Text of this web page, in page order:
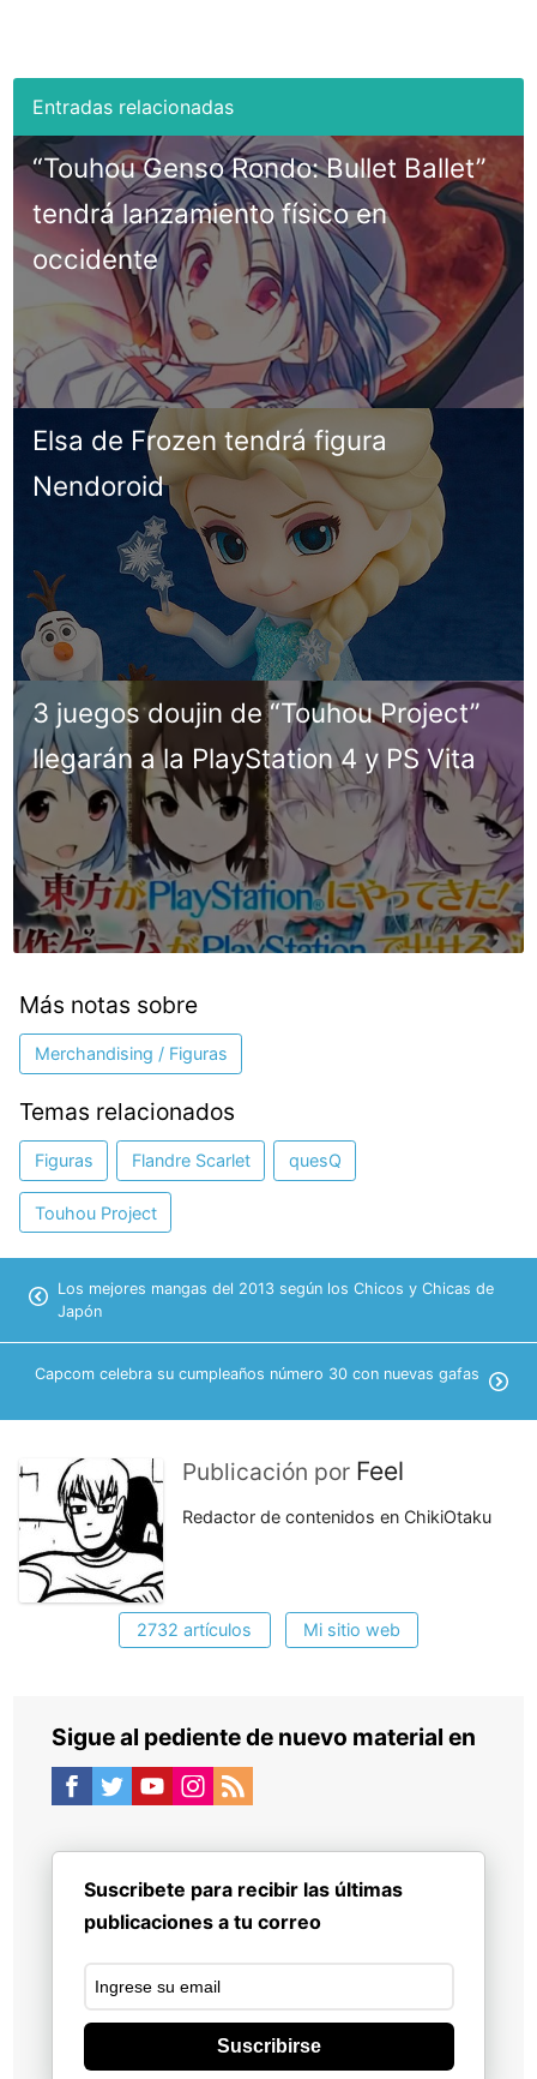
“Touhou Genso Rondo: Bullet Ballet”
tendrá lanzamiento físico en
occidente
Elsa de Frozen tendrá figura
Nendoroid
3 juegos doujin de “Touhou Project”
llegarán a la PlayStation 4 y PS Vita
Más notas sobre
Merchandising / Figuras
Temas relacionados
Figuras Flandre Scarlet quesQ
Touhou Project
Los mejores mangas del 2013 según los Chicos y Chicas de
Japón
Capcom celebra su cumpleaños número 30 con nuevas gafas
Publicación por Feel
Redactor de contenidos en ChikiOtaku
2732 artículos Mi sitio web
Sigue al pediente de nuevo material en
Suscribete para recibir las últimas
publicaciones a tu correo
Suscribirse